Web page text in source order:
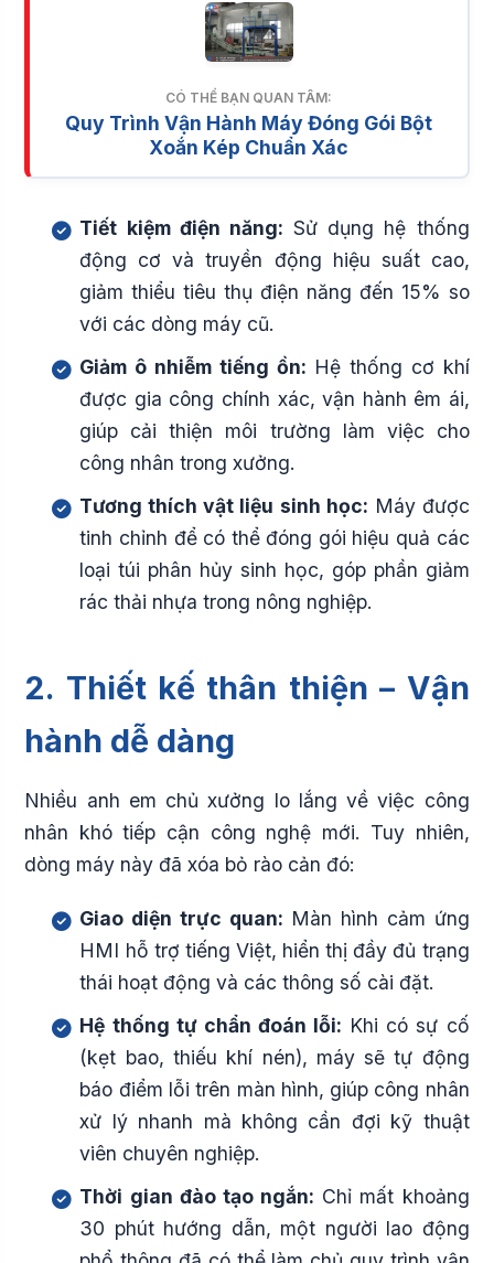
CÓ THỂ BẠN QUAN TÂM:
Quy Trình Vận Hành Máy Đóng Gói Bột
Xoắn Kép Chuẩn Xác
Tiết kiệm điện năng: Sử dụng hệ thống
động cơ và truyền động hiệu suất cao,
giảm thiểu tiêu thụ điện năng đến 15% so
với các dòng máy cũ.
Giảm ô nhiễm tiếng ồn: Hệ thống cơ khí
được gia công chính xác, vận hành êm ái,
giúp cải thiện môi trường làm việc cho
công nhân trong xưởng.
Tương thích vật liệu sinh học: Máy được
tinh chỉnh để có thể đóng gói hiệu quả các
loại túi phân hủy sinh học, góp phần giảm
rác thải nhựa trong nông nghiệp.
2. Thiết kế thân thiện – Vận
hành dễ dàng
Nhiều anh em chủ xưởng lo lắng về việc công
nhân khó tiếp cận công nghệ mới. Tuy nhiên,
dòng máy này đã xóa bỏ rào cản đó:
Giao diện trực quan: Màn hình cảm ứng
HMI hỗ trợ tiếng Việt, hiển thị đầy đủ trạng
thái hoạt động và các thông số cài đặt.
Hệ thống tự chẩn đoán lỗi: Khi có sự cố
(kẹt bao, thiếu khí nén), máy sẽ tự động
báo điểm lỗi trên màn hình, giúp công nhân
xử lý nhanh mà không cần đợi kỹ thuật
viên chuyên nghiệp.
Thời gian đào tạo ngắn: Chỉ mất khoảng
30 phút hướng dẫn, một người lao động